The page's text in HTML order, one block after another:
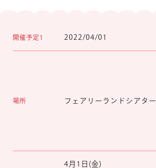
開催予定1 2022/04/01
場所 フェアリーランドシアター
4月1日(金)